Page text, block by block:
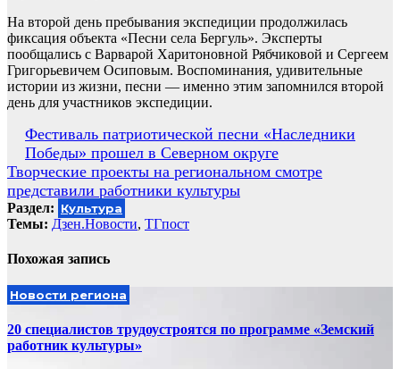
На второй день пребывания экспедиции продолжилась
фиксация объекта «Песни села Бергуль». Эксперты
пообщались с Варварой Харитоновной Рябчиковой и Сергеем
Григорьевичем Осиповым. Воспоминания, удивительные
истории из жизни, песни — именно этим запомнился второй
день для участников экспедиции.
Навигация
по
записям
Фестиваль патриотической песни «Наследники
Победы» прошел в Северном округе
Творческие проекты на региональном смотре
представили работники культуры
Раздел: Культура
Темы: Дзен.Новости, ТГпост
Похожая запись
Новости региона
20 специалистов трудоустроятся по программе «Земский
работник культуры»